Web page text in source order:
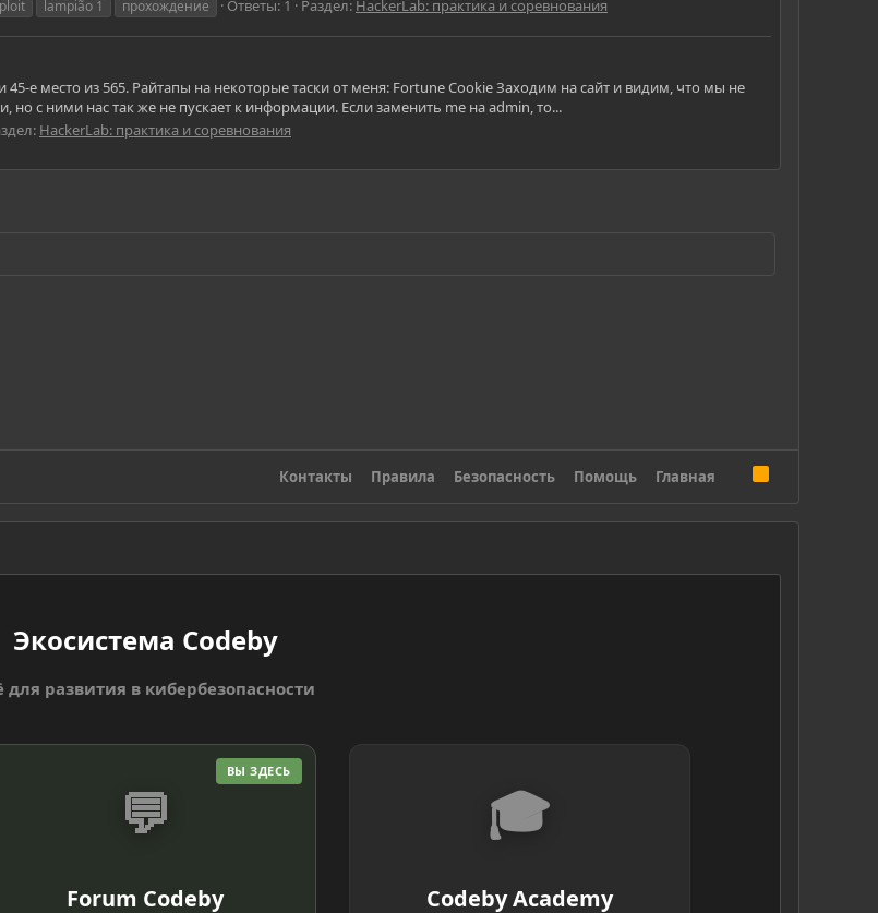
lampião 1 прохождение Ответы: 1 Раздел: HackerLab: практика и соревнования
е место из 565. Райтапы на некоторые таски от меня: Fortune Cookie Заходим на сайт и видим, что мы не
но с ними нас так же не пускает к информации. Если заменить me на admin, то...
HackerLab: практика и соревнования
Контакты Правила Безопасность Помощь Главная
S
Экосистема Codeby
для развития в кибербезопасности
ВЫ ЗДЕСЬ
💬
Forum Codeby
🎓
Codeby Academy